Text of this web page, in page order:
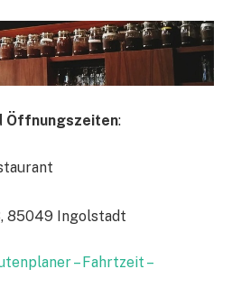
Öffnungszeiten:
85049 Ingolstadt
– Fahrtzeit –